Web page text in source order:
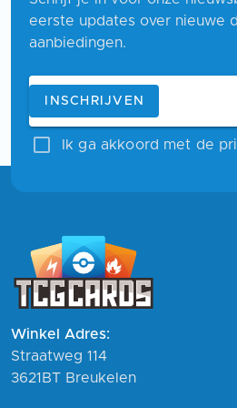
eerste updates over nieuwe
aanbiedingen.
Blijf op de hoogte
E-mailadres
INSCHRIJVEN
Ik ga akkoord met de
Winkel Adres:
Straatweg 114
3621BT Breukelen